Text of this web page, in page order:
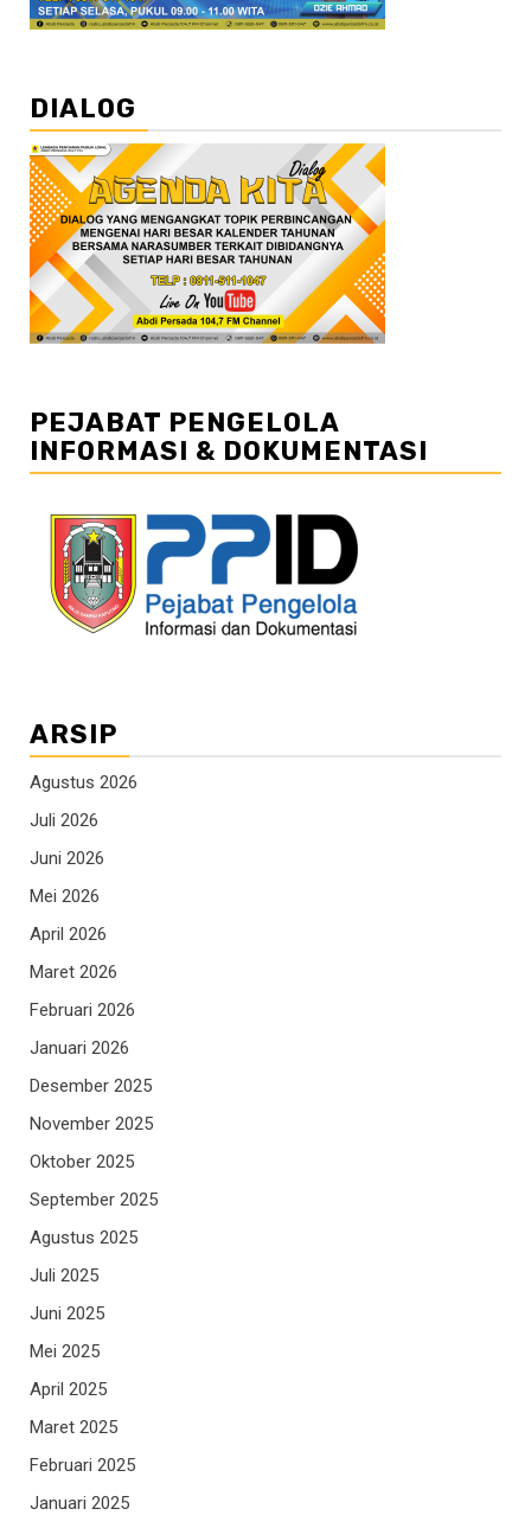
DIALOG
PEJABAT PENGELOLA
INFORMASI & DOKUMENTASI
ARSIP
Agustus 2026
Juli 2026
Juni 2026
Mei 2026
April 2026
Maret 2026
Februari 2026
Januari 2026
Desember 2025
November 2025
Oktober 2025
September 2025
Agustus 2025
Juli 2025
Juni 2025
Mei 2025
April 2025
Maret 2025
Februari 2025
Januari 2025